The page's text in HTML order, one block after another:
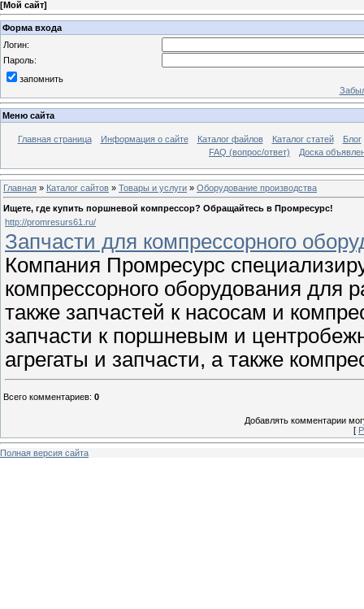
[Мой сайт]
Форма входа
Логин:
Пароль:
запомнить
Меню сайта
Главная страница Информация о сайте Каталог файлов Каталог статей
Блог
FAQ (вопрос/ответ)
Доска
Главная » Каталог сайтов » Товары и услуги » Оборудование производства
Ищете, где купить поршневой компрессор? Обращайтесь в Промресурс!
http://promresurs61.ru/
Запчасти для компрессорного
Компания Промресурс
компрессорного оборудования для
также запчастей к насосам и
запчасти к поршневым и
агрегаты и запчасти, а также
Всего комментариев: 0
Добавлять комментарии
[
Полная версия сайта